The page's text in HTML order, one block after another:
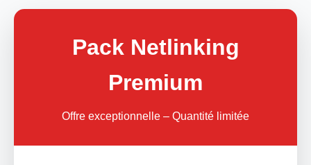
Pack Netlinking
Premium
Offre exceptionnelle – Quantité limitée